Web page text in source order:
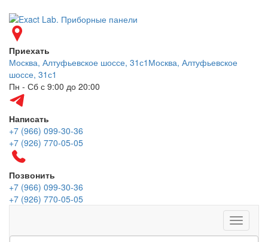
Приехать
Москва, Алтуфьевское шоссе, 31с1 Москва, Алтуфьевское
шоссе, 31с1
Пн - Сб с 9:00 до 20:00
Написать
+7 (966) 099-30-36
+7 (926) 770-05-05
Позвонить
+7 (966) 099-30-36
+7 (926) 770-05-05
Меню